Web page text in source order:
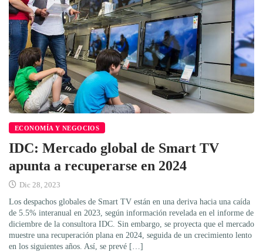
ECONOMÍA Y NEGOCIOS
IDC: Mercado global de Smart TV
apunta a recuperarse en 2024
Dic 28, 2023
Los despachos globales de Smart TV están en una deriva hacia una caída
de 5.5% interanual en 2023, según información revelada en el informe de
diciembre de la consultora IDC. Sin embargo, se proyecta que el mercado
muestre una recuperación plana en 2024, seguida de un crecimiento lento
en los siguientes años. Así, se prevé […]